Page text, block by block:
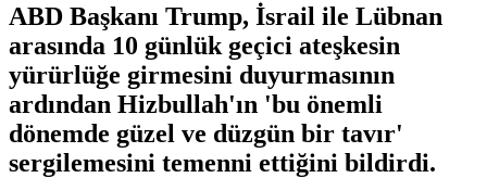
ABD Başkanı Trump, İsrail ile Lübnan
arasında 10 günlük geçici ateşkesin
yürürlüğe girmesini duyurmasının
ardından Hizbullah'ın 'bu önemli
dönemde güzel ve düzgün bir tavır'
sergilemesini temenni ettiğini bildirdi.